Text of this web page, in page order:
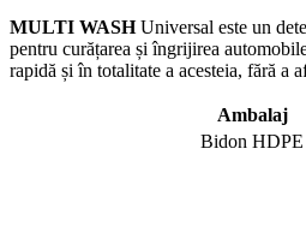
MULTI WASHUniversal este un
pentru curățarea și îngrijirea
rapidă și în totalitate a acesteia, fără a
Ambalaj
Bidon HDPE